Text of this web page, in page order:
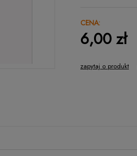
CENA:
6,00 zł
zapytaj o produkt